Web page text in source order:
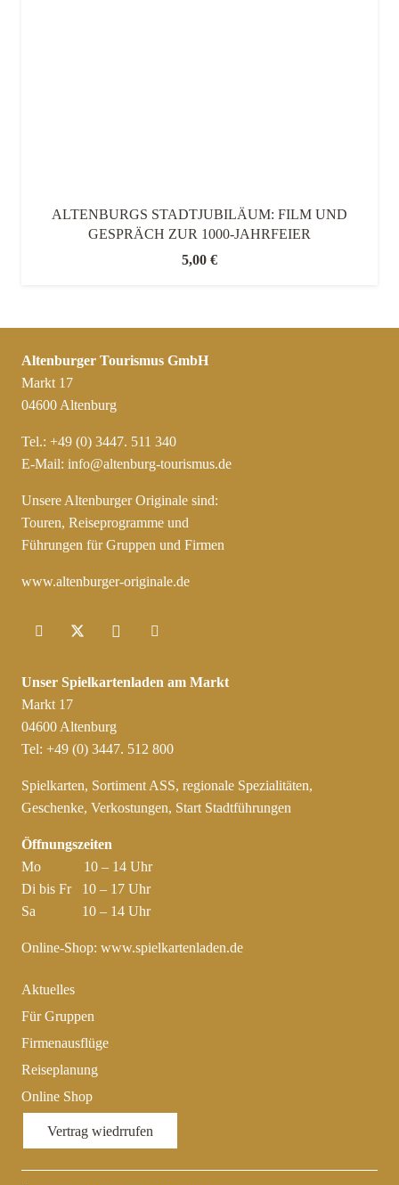
ALTENBURGS STADTJUBILÄUM: FILM UND
GESPRÄCH ZUR 1000-JAHRFEIER
5,00 €
Altenburger Tourismus GmbH
Markt 17
04600 Altenburg
Tel.: +49 (0) 3447. 511 340
E-Mail: info@altenburg-tourismus.de
Unsere Altenburger Originale sind:
Touren, Reiseprogramme und
Führungen für Gruppen und Firmen
www.altenburger-originale.de
Unser Spielkartenladen am Markt
Markt 17
04600 Altenburg
Tel: +49 (0) 3447. 512 800
Spielkarten, Sortiment ASS, regionale Spezialitäten,
Geschenke, Verkostungen, Start Stadtführungen
Öffnungszeiten
Mo 10 – 14 Uhr
Di bis Fr 10 – 17 Uhr
Sa 10 – 14 Uhr
Online-Shop: www.spielkartenladen.de
Aktuelles
Für Gruppen
Firmenausflüge
Reiseplanung
Online Shop
Vertrag wiedrrufen